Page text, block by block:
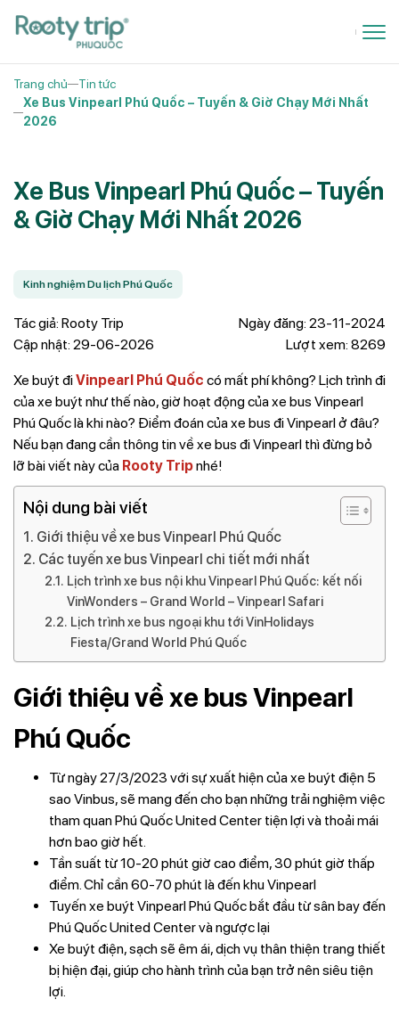
Trang chủ
Tin tức
Xe Bus Vinpearl Phú Quốc – Tuyến & Giờ Chạy Mới Nhất
2026
Xe Bus Vinpearl Phú Quốc – Tuyến
& Giờ Chạy Mới Nhất 2026
Kinh nghiệm Du lịch Phú Quốc
Tác giả: Rooty Trip
Ngày đăng: 23-11-2024
Cập nhật: 29-06-2026
Lượt xem: 8269
Xe buýt điVinpearl Phú Quốc có mất phí không? Lịch trình đi
của xe buýt như thế nào, giờ hoạt động của xe bus Vinpearl
Phú Quốc là khi nào? Điểm đoán của xe bus đi Vinpearl ở đâu?
Nếu bạn đang cần thông tin về xe bus đi Vinpearl thì đừng bỏ
lỡ bài viết này của Rooty Tripnhé!
Nội dung bài viết
Giới thiệu về xe bus Vinpearl Phú Quốc
Các tuyến xe bus Vinpearl chi tiết mới nhất
Lịch trình xe bus nội khu Vinpearl Phú Quốc: kết nối
VinWonders – Grand World – Vinpearl Safari
Lịch trình xe bus ngoại khu tới VinHolidays
Fiesta/Grand World Phú Quốc
Giới thiệu về xe bus Vinpearl
Phú Quốc
Từ ngày 27/3/2023 với sự xuất hiện của xe buýt điện 5
sao Vinbus, sẽ mang đến cho bạn những trải nghiệm việc
tham quan Phú Quốc United Center tiện lợi và thoải mái
hơn bao giờ hết.
Tần suất từ 10-20 phút giờ cao điểm, 30 phút giờ thấp
điểm. Chỉ cần 60-70 phút là đến khu Vinpearl
Tuyến xe buýt Vinpearl Phú Quốc bắt đầu từ sân bay đến
Phú Quốc United Center và ngược lại
Xe buýt điện, sạch sẽ êm ái, dịch vụ thân thiện trang thiết
bị hiện đại, giúp cho hành trình của bạn trở nên siêu tiện
lợi.